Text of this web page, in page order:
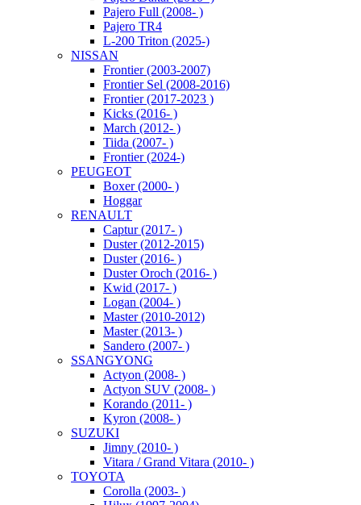
Pajero Full (2008- )
Pajero TR4
L-200 Triton (2025-)
NISSAN
Frontier (2003-2007)
Frontier Sel (2008-2016)
Frontier (2017-2023 )
Kicks (2016- )
March (2012- )
Tiida (2007- )
Frontier (2024-)
PEUGEOT
Boxer (2000- )
Hoggar
RENAULT
Captur (2017- )
Duster (2012-2015)
Duster (2016- )
Duster Oroch (2016- )
Kwid (2017- )
Logan (2004- )
Master (2010-2012)
Master (2013- )
Sandero (2007- )
SSANGYONG
Actyon (2008- )
Actyon SUV (2008- )
Korando (2011- )
Kyron (2008- )
SUZUKI
Jimny (2010- )
Vitara / Grand Vitara (2010- )
TOYOTA
Corolla (2003- )